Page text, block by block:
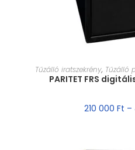
MÉRET
Tűzálló iratszekrény, Tűzálló
PARITET FRS
210 000 Ft –